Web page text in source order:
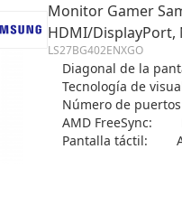
Monitor Gamer
HDMI/DisplayPort,
LS27BG402ENXGO
Diagonal de la
Tecnología de
Número de
AMD FreeSync:
Pantalla táctil: